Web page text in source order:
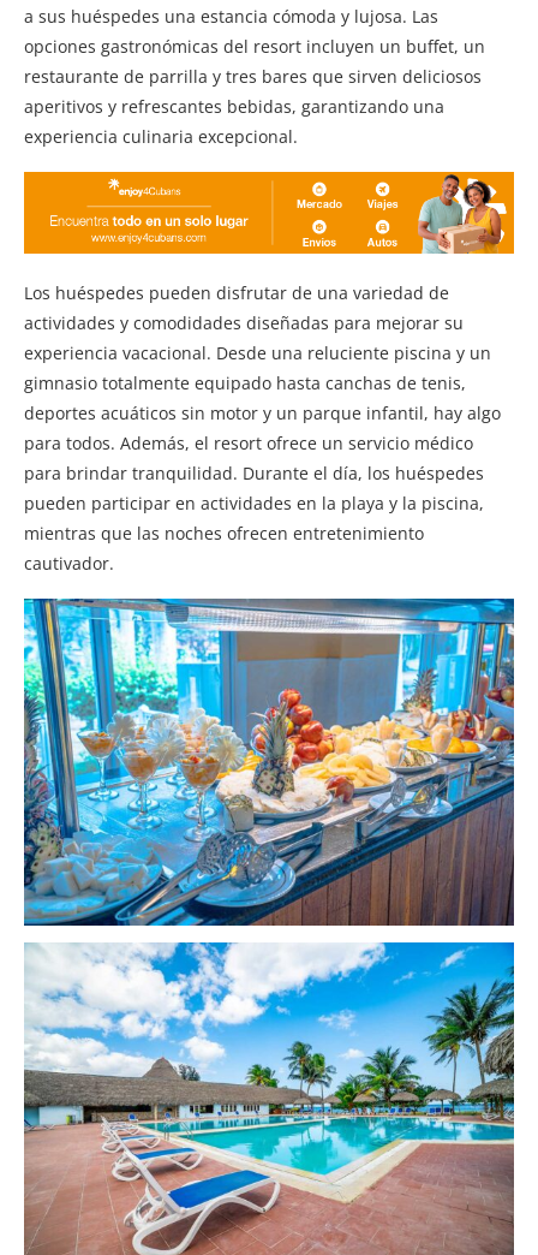
a sus huéspedes una estancia cómoda y lujosa. Las
opciones gastronómicas del resort incluyen un buffet, un
restaurante de parrilla y tres bares que sirven deliciosos
aperitivos y refrescantes bebidas, garantizando una
experiencia culinaria excepcional.
Los huéspedes pueden disfrutar de una variedad de
actividades y comodidades diseñadas para mejorar su
experiencia vacacional. Desde una reluciente piscina y un
gimnasio totalmente equipado hasta canchas de tenis,
deportes acuáticos sin motor y un parque infantil, hay algo
para todos. Además, el resort ofrece un servicio médico
para brindar tranquilidad. Durante el día, los huéspedes
pueden participar en actividades en la playa y la piscina,
mientras que las noches ofrecen entretenimiento
cautivador.